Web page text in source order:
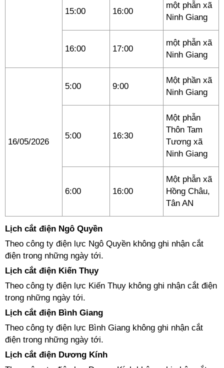
15:00 16:00
một phẫn xã
Ninh Giang
16:00 17:00
một phẫn xã
Ninh Giang
16/05/2026
5:00 9:00
Một phần xã
Ninh Giang
5:00 16:30
Một phẫn
Thôn Tam
Tương xã
Ninh Giang
6:00 16:00
Một phẫn xã
Hồng Châu,
Tân AN
Lịch cắt điện Ngô Quyền
Theo công ty điện lực Ngô Quyền không ghi nhận cắt
điện trong những ngày tới.
Lịch cắt điện Kiến Thụy
Theo công ty điện lực Kiến Thụy không ghi nhận cắt điện
trong những ngày tới.
Lịch cắt điện Bình Giang
Theo công ty điện lực Bình Giang không ghi nhận cắt
điện trong những ngày tới.
Lịch cắt điện Dương Kính